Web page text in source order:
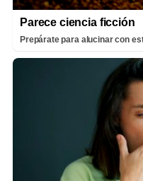
Parece ciencia ficción
Prepárate para alucinar con